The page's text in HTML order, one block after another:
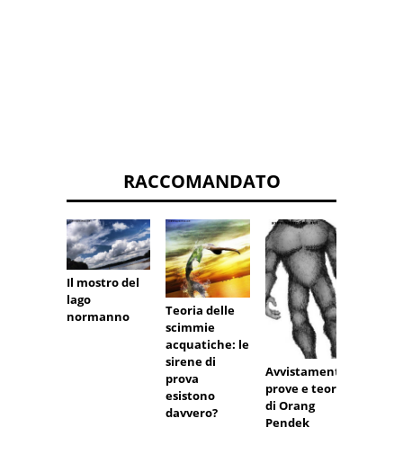
RACCOMANDATO
Il mostro del
lago
normanno
Teoria delle
scimmie
acquatiche: le
sirene di
prova
esistono
davvero?
Avvistamenti,
prove e teorie
di Orang
Pendek